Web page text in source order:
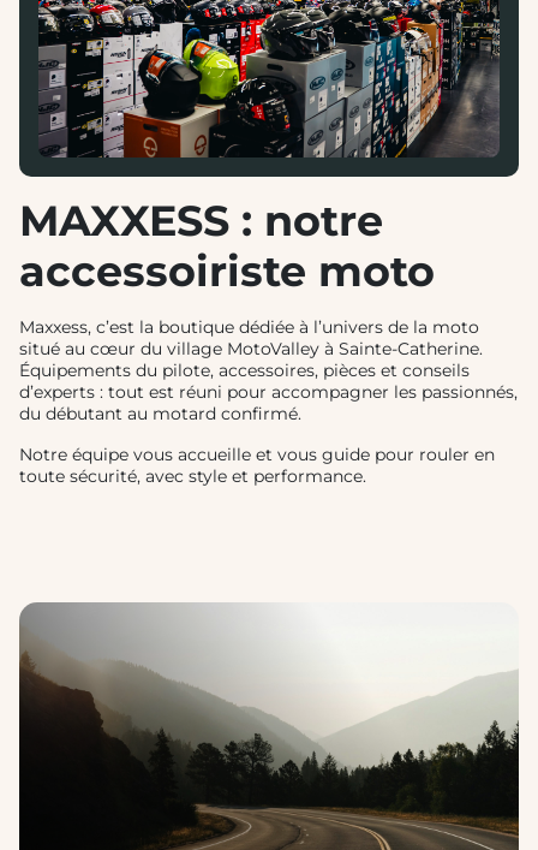
MAXXESS : notre
accessoiriste moto
Maxxess, c’est la boutique dédiée à l’univers de la moto
situé au cœur du village MotoValley à Sainte-Catherine.
Équipements du pilote, accessoires, pièces et conseils
d’experts : tout est réuni pour accompagner les passionnés,
du débutant au motard confirmé.
Notre équipe vous accueille et vous guide pour rouler en
toute sécurité, avec style et performance.